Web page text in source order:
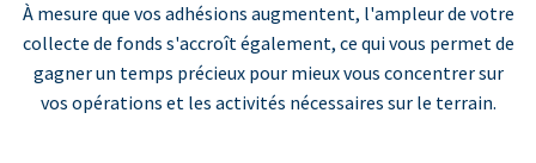
À mesure que vos adhésions augmentent, l'ampleur de votre
collecte de fonds s'accroît également, ce qui vous permet de
gagner un temps précieux pour mieux vous concentrer sur
vos opérations et les activités nécessaires sur le terrain.